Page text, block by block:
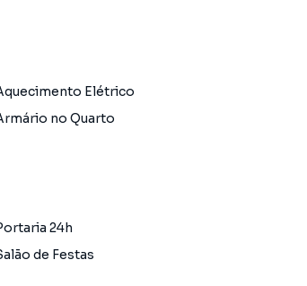
Elétrico
no Quarto
24h
de Festas